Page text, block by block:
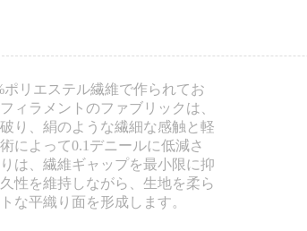
ポリエステル繊維で作られてお
ィラメントのファブリックは、
り、絹のような繊細な感触と軽
によって0.1デニールに低減さ
は、繊維ギャップを最小限に抑
性を維持しながら、生地を柔ら
な平織り面を形成します。